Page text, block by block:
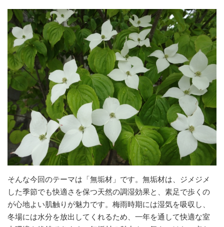
そんな今回のテーマは「無垢材」です。無垢材は、ジメジメ
した季節でも快適さを保つ天然の調湿効果と、素足で歩くの
が心地よい肌触りが魅力です。梅雨時期には湿気を吸収し、
冬場には水分を放出してくれるため、一年を通して快適な室